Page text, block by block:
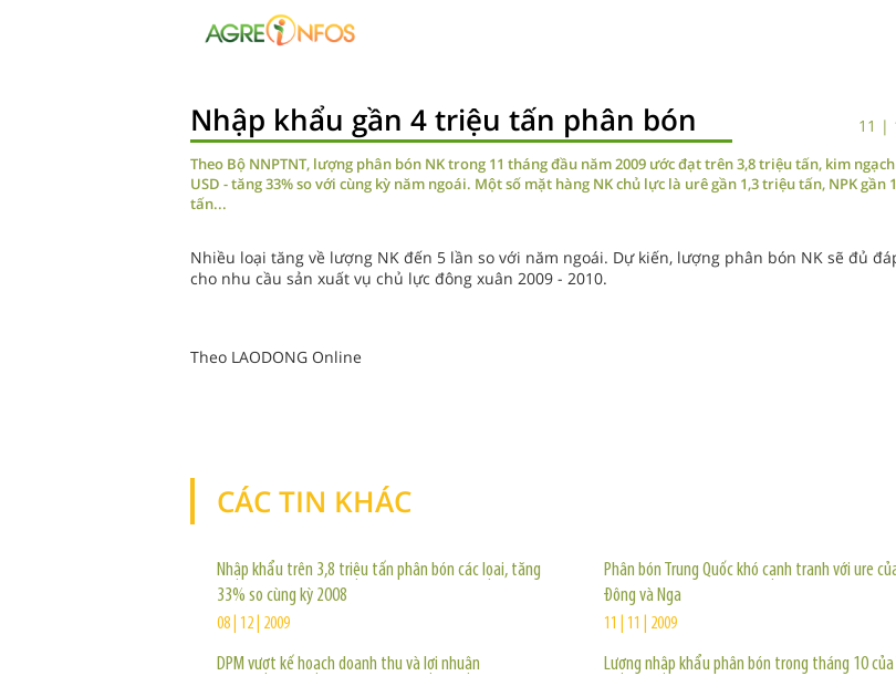
Nhập khẩu gần 4 triệu tấn phân bón 11 |
Theo Bộ NNPTNT, lượng phân bón NK trong 11 tháng đầu năm 2009 ước đạt trên 3,8 triệu tấn, kim
USD - tăng 33% so với cùng kỳ năm ngoái. Một số mặt hàng NK chủ lực là urê gần 1,3 triệu tấn, NPK gần
tấn...
Nhiều loại tăng về lượng NK đến 5 lần so với năm ngoái. Dự kiến, lượng phân bón NK sẽ đủ
cho nhu cầu sản xuất vụ chủ lực đông xuân 2009 - 2010.
Theo LAODONG Online
CÁC TIN KHÁC
Nhập khẩu trên 3,8 triệu tấn phân bón các lọai, tăng
33% so cùng kỳ 2008
08 | 12 | 2009
DPM vượt kế hoạch doanh thu và lợi nhuận
Phân bón Trung Quốc khó cạnh tranh với ure
Đông và Nga
11 | 11 | 2009
Lượng nhập khẩu phân bón trong tháng 10 của